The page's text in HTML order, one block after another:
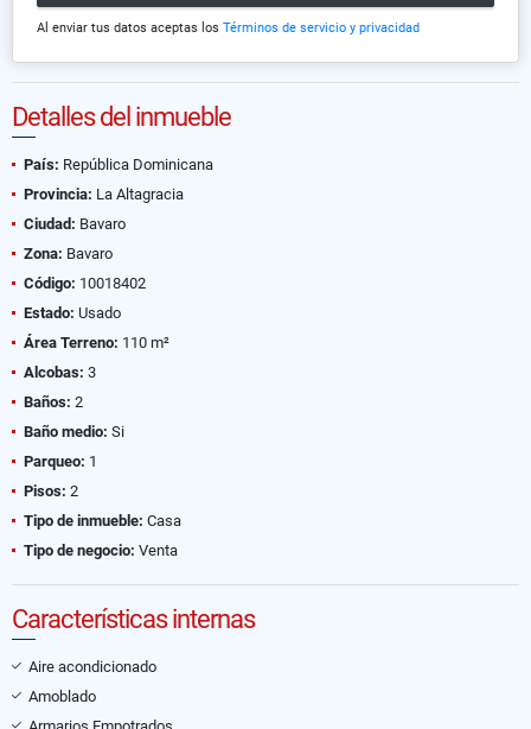
Al enviar tus datos aceptas los Términos de servicio y privacidad
Detalles del inmueble
País: República Dominicana
Provincia: La Altagracia
Ciudad: Bavaro
Zona: Bavaro
Código: 10018402
Estado: Usado
Área Terreno: 110 m²
Alcobas: 3
Baños: 2
Baño medio: Si
Parqueo: 1
Pisos: 2
Tipo de inmueble: Casa
Tipo de negocio: Venta
Características internas
Aire acondicionado
Amoblado